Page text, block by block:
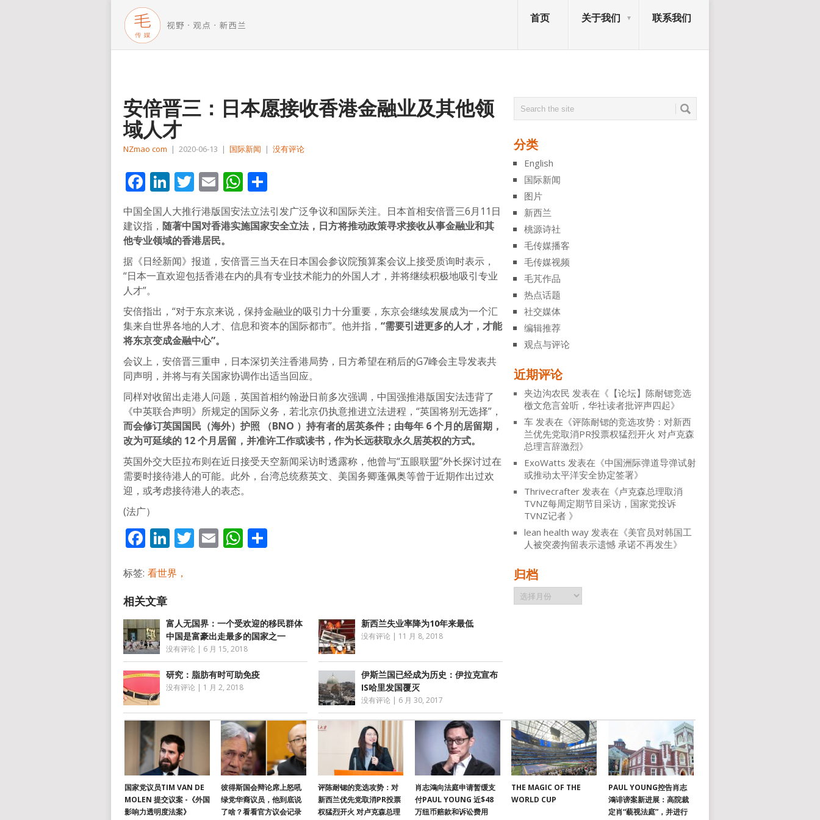
首页 关于我们 联系我们
安倍晋三：日本愿接收香港金融业及其他领
域人才
NZmao com | 2020-06-13 | 国际新闻 | 没有评论
Facebook
LinkedIn
Twitter
EmailWhatsApp
享
中国全国人大推行港版国安法立法引发广泛争议和国际关注。日本首相安倍晋三6月11日
建议指， 随著中国对香港实施国家安全立法，日方将推动政策寻求接收从事金融业和其
他专业领域的香港居民。
据《日经新闻》报道，安倍晋三当天在日本国会参议院预算案会议上接受质询时表示，
“日本一直欢迎包括香港在内的具有专业技术能力的外国人才，并将继续积极地吸引专业
人才”。
安倍指出，“对于东京来说，保持金融业的吸引力十分重要，东京会继续发展成为一个汇
集来自世界各地的人才、信息和资本的国际都市”。他并指， “需要引进更多的人才，才能
将东京变成金融中心”。
会议上，安倍晋三重申，日本深切关注香港局势，日方希望在稍后的G7峰会主导发表共
同声明，并将与有关国家协调作出适当回应。
同样对收留出走港人问题，英国首相约翰逊日前多次强调，中国强推港版国安法违背了
《中英联合声明》所规定的国际义务，若北京仍执意推进立法进程，“英国将别无选择”，
而会修订英国国民（海外）护照 （BNO ）持有者的居英条件；由每年 6 个月的居留期，
改为可延续的 12 个月居留，并准许工作或读书，作为长远获取永久居英权的方式。
英国外交大臣拉布则在近日接受天空新闻采访时透露称，他曾与“五眼联盟”外长探讨过在
需要时接待港人的可能。此外，台湾总统蔡英文、美国务卿蓬佩奥等曾于近期作出过欢
迎，或考虑接待港人的表态。
(法广）
Facebook
LinkedIn
Twitter
EmailWhatsApp
标签: 看世界，
富人无国界：一个受欢迎的移民群体
中国是富豪出走最多的国家之一
没有评论 | 6 月 15, 2018
新西兰失业率降为10年来最低
没有评论 | 11 月 8, 2018
研究：脂肪有时可助免疫
没有评论 | 1 月 2, 2018
伊斯兰国已经成为历史：伊拉克宣布
IS哈里发国覆灭
没有评论 | 6 月 30, 2017
分类
English
国际新闻
图片
新西兰
桃源诗社
毛传媒播客
毛传媒视频
毛芃作品
热点话题
社交媒体
编辑推荐
观点与评论
近期评论
夹边沟农民 发表在《 【论坛】陈耐锶竞选
檄文危言耸听，华社读者批评声四起》
车 发表在《评陈耐锶的竞选攻势：对新西
兰优先党取消PR投票权猛烈开火 对卢克森
总理言辞激烈》
ExoWatts 发表在《中国洲际弹道导弹试射
或推动太平洋安全协定签署》
Thrivecrafter 发表在《卢克森总理取消
TVNZ每周定期节目采访，国家党投诉
TVNZ记者 》
lean health way 发表在《美官员对韩国工
人被突袭拘留表示遗憾 承诺不再发生》
归档
归
档
国家党议员TIM VAN DE
MOLEN 提交议案 -《外国
影响力透明度法案》
彼得斯国会辩论席上怒吼
绿党华裔议员，他到底说
了啥？看看官方议会记录
评陈耐锶的竞选攻势：对
新西兰优先党取消PR投票
权猛烈开火 对卢克森总理
肖志鴻向法庭申请暂缓支
付PAUL YOUNG 近$48
万纽币赔款和诉讼费用
THE MAGIC OF THE
WORLD CUP
PAUL YOUNG控告肖志
鴻诽谤案新进展：高院裁
定肖“藐视法庭”，并进行